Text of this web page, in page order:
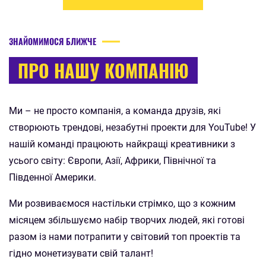
ЗНАЙОМИМОСЯ БЛИЖЧЕ
ПРО НАШУ КОМПАНІЮ
Ми – не просто компанія, а команда друзів, які
створюють трендові, незабутні проекти для YouTube! У
нашій команді працюють найкращі креативники з
усього світу: Європи, Азії, Африки, Північної та
Південної Америки.
Ми розвиваємося настільки стрімко, що з кожним
місяцем збільшуємо набір творчих людей, які готові
разом із нами потрапити у світовий топ проектів та
гідно монетизувати свій талант!